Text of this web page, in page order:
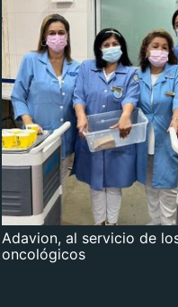
Adavion, al servicio de
oncológicos